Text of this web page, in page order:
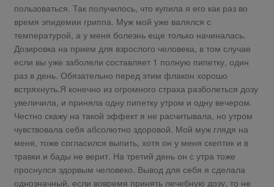
пользоваться. Так получилось, что купила я его как раз во
время эпидемии гриппа. Муж мой уже валялся с
температурой, а у меня болезнь еще только начиналась.
Дозировка на прием для взрослого человека, в том случае
если вы уже заболели составляет 1 полную пипетку, один
раз в день. Обязательно перед этим флакон хорошо
встряхнуть.Я конечно из огромного страха разболеться дозу
увеличила, и приняла одну пипетку утром и одну вечером.
Честно скажу на такой эффект я не расчитывала, но утром
чувствовала себя абсолютно здоровой. Мой муж глядя на
меня, тоже согласился выпить, хотя он у меня скептик и в
травки и бады не верит. На третий день он с утра тоже
проснулся здорвым человеко. Вывод для себя я сделала
однозначный, если вовремя принять лечебную дозу, то не